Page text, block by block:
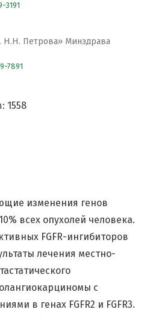
Петрова» Минздрава
7891
1558
изменения генов
всех опухолей человека.
FGFR-ингибиторов
лечения местно-
с
в генах FGFR2 и FGFR3.